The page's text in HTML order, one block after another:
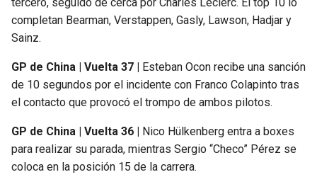
tercero, seguido de cerca por Charles Leclerc. El top 10 lo
completan Bearman, Verstappen, Gasly, Lawson, Hadjar y
Sainz.
GP de China | Vuelta 37 |
Esteban Ocon recibe una sanción
de 10 segundos por el incidente con Franco Colapinto tras
el contacto que provocó el trompo de ambos pilotos.
GP de China | Vuelta 36 |
Nico Hülkenberg entra a boxes
para realizar su parada, mientras Sergio “Checo” Pérez se
coloca en la posición 15 de la carrera.